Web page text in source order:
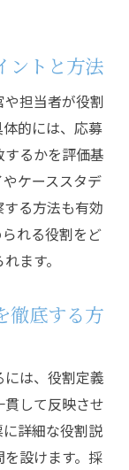
ントと方法
担当者が役割
的には、応募
るかを評価基
ケーススタデ
る方法も有効
れる役割をど
ます。
徹底する方
は、役割定義
して反映させ
詳細な役割説
設けます。採